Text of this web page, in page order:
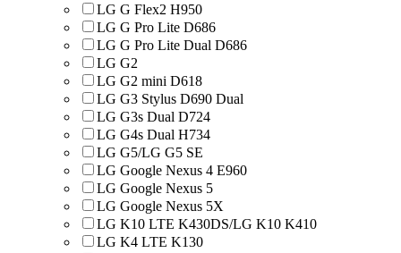
LG G Flex2 H950
LG G Pro Lite D686
LG G Pro Lite Dual D686
LG G2
LG G2 mini D618
LG G3 Stylus D690 Dual
LG G3s Dual D724
LG G4s Dual H734
LG G5/LG G5 SE
LG Google Nexus 4 E960
LG Google Nexus 5
LG Google Nexus 5X
LG K10 LTE K430DS/LG K10 K410
LG K4 LTE K130